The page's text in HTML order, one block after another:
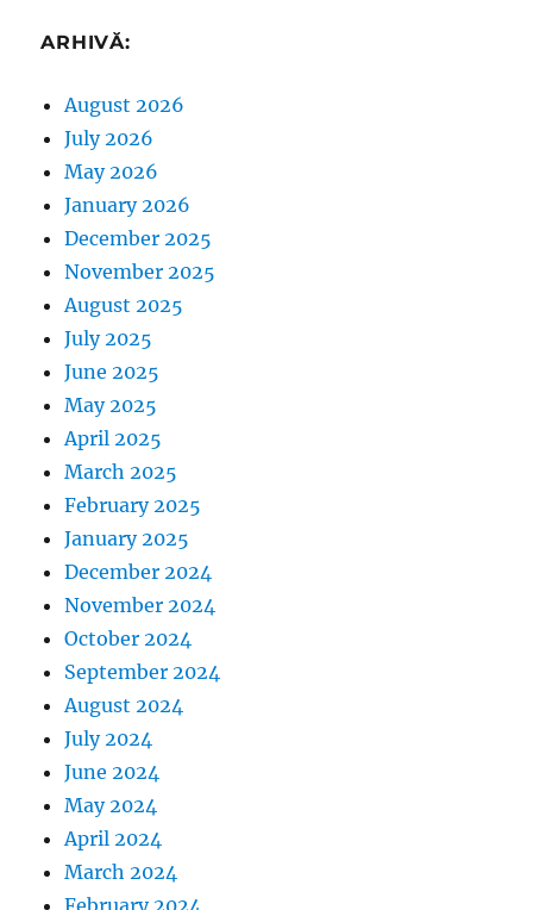
ARHIVĂ:
August 2026
July 2026
May 2026
January 2026
December 2025
November 2025
August 2025
July 2025
June 2025
May 2025
April 2025
March 2025
February 2025
January 2025
December 2024
November 2024
October 2024
September 2024
August 2024
July 2024
June 2024
May 2024
April 2024
March 2024
February 2024